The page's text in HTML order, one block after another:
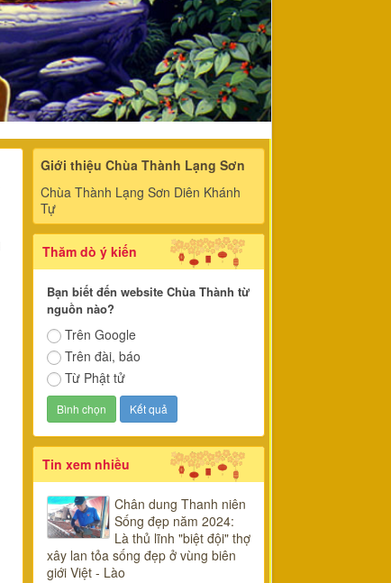
Giới thiệu Chùa Thành Lạng Sơn
Chùa Thành Lạng Sơn Diên Khánh
Tự
Thăm dò ý kiến
Bạn biết đến website Chùa Thành từ
nguồn nào?
Trên Google
Trên đài, báo
Từ Phật tử
Tin xem nhiều
Chân dung Thanh niên
Sống đẹp năm 2024:
Là thủ lĩnh "biệt đội" thợ
xây lan tỏa sống đẹp ở vùng biên
giới Việt - Lào